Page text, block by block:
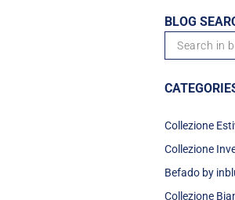
BLOG
Collezione
Collezione
Befado by
Collezione